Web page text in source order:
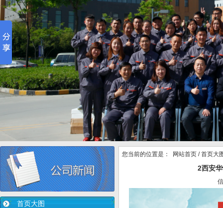
首页大图
您当前的位置是： 网站首页 /首页大
2西安